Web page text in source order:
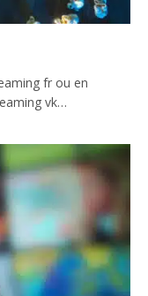
fr ou en
vk…